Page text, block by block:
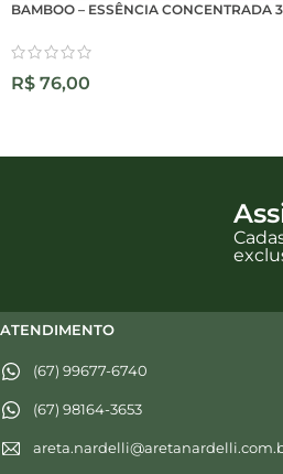
BAMBOO – ESSÊNCIA CONCENTRADA
R$ 76,00
ATENDIMENTO
(67) 99677-6740
(67) 98164-3653